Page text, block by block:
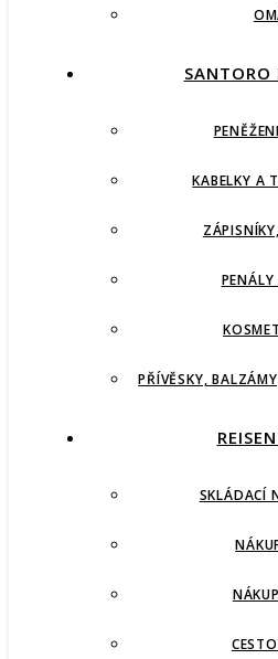
SANTORO
KABELKY A
PŘÍVĚSKY,
SKLÁDACÍ